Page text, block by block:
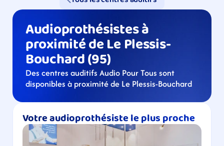
Audioprothésistes à
proximité de Le Plessis-
Bouchard (95)
Des centres auditifs Audio Pour Tous sont
disponibles à proximité de Le Plessis-Bouchard
Votre audioprothésiste le plus proche